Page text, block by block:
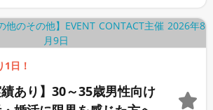
日！
績あり】30～35歳男性向け